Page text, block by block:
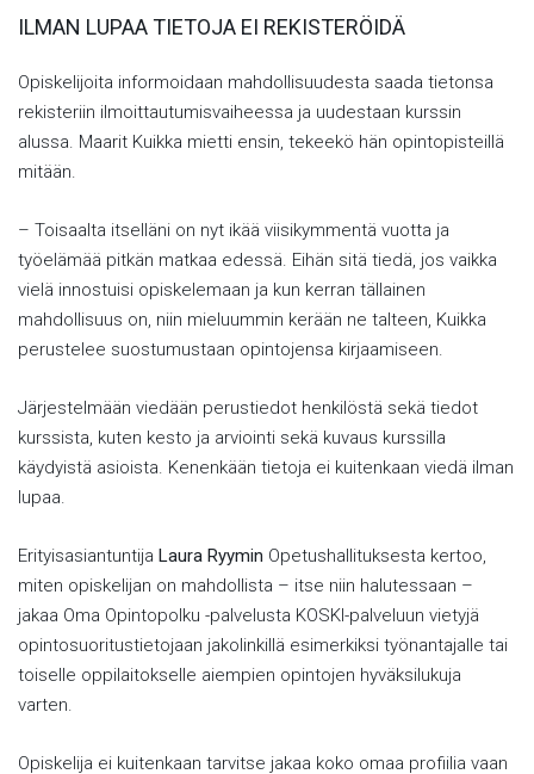
ILMAN LUPAA TIETOJA EI REKISTERÖIDÄ
Opiskelijoita informoidaan mahdollisuudesta saada tietonsa
rekisteriin ilmoittautumisvaiheessa ja uudestaan kurssin
alussa. Maarit Kuikka mietti ensin, tekeekö hän opintopisteillä
mitään.
– Toisaalta itselläni on nyt ikää viisikymmentä vuotta ja
työelämää pitkän matkaa edessä. Eihän sitä tiedä, jos vaikka
vielä innostuisi opiskelemaan ja kun kerran tällainen
mahdollisuus on, niin mieluummin kerään ne talteen, Kuikka
perustelee suostumustaan opintojensa kirjaamiseen.
Järjestelmään viedään perustiedot henkilöstä sekä tiedot
kurssista, kuten kesto ja arviointi sekä kuvaus kurssilla
käydyistä asioista. Kenenkään tietoja ei kuitenkaan viedä ilman
lupaa.
Erityisasiantuntija Laura Ryymin Opetushallituksesta kertoo,
miten opiskelijan on mahdollista – itse niin halutessaan –
jakaa Oma Opintopolku -palvelusta KOSKI-palveluun vietyjä
opintosuoritustietojaan jakolinkillä esimerkiksi työnantajalle tai
toiselle oppilaitokselle aiempien opintojen hyväksilukuja
varten.
Opiskelija ei kuitenkaan tarvitse jakaa koko omaa profiilia vaan